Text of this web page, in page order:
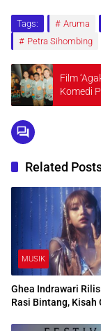
Tags: Aruma
Petra Sihombing
Film
Komedi
Related
MUSIK
Ghea Indrawari
Rasi Bintang, Kisah